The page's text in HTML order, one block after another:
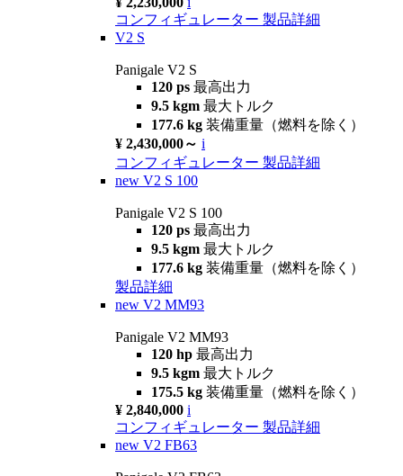
コンフィギュレーター 製品詳細
V2 S
Panigale V2 S
120 ps 最高出力
9.5 kgm 最大トルク
177.6 kg 装備重量（燃料を除く）
¥ 2,430,000～ i
コンフィギュレーター 製品詳細
new V2 S 100
Panigale V2 S 100
120 ps 最高出力
9.5 kgm 最大トルク
177.6 kg 装備重量（燃料を除く）
製品詳細
new V2 MM93
Panigale V2 MM93
120 hp 最高出力
9.5 kgm 最大トルク
175.5 kg 装備重量（燃料を除く）
¥ 2,840,000 i
コンフィギュレーター 製品詳細
new V2 FB63